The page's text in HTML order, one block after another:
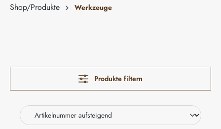
Shop/Produkte Werkzeuge
Produkte filtern